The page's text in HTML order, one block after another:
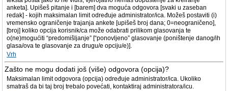
anketa]. Upišeš pitanje i [barem] dva moguća odgovora [svaki u zaseban
redak] - kojih maksimalan limit određuje administrator/ica. Možeš postaviti (i)
vremensko ograničenje trajanja ankete [upišeš broj dana; 0=neograničeno],
[broj] koliko opcija korisnik/ca može odabrati prilikom glasovanja te
o(ne)mogućiti “predomišljanje” [“ponovljeno” glasovanje (poništenje danog/ih
glasa/ova te glasovanje za drugu/e opciju/e)].
Vrh
Zašto ne mogu dodati još (više) odgovora (opcija)?
Maksimalan limit odgovora (opcija) određuje administrator/ica. Ukoliko
smatraš da bi taj broj trebalo povećati, kontaktiraj administratora/icu.